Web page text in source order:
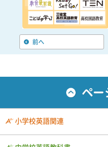
前へ
小学校英語関連